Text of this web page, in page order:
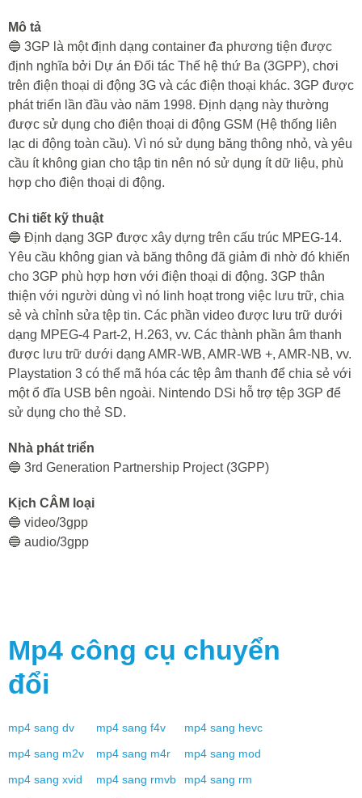
Mô tả
🔵 3GP là một định dạng container đa phương tiện được
định nghĩa bởi Dự án Đối tác Thế hệ thứ Ba (3GPP), chơi
trên điện thoại di động 3G và các điện thoại khác. 3GP được
phát triển lần đầu vào năm 1998. Định dạng này thường
được sử dụng cho điện thoại di động GSM (Hệ thống liên
lạc di động toàn cầu). Vì nó sử dụng băng thông nhỏ, và yêu
cầu ít không gian cho tập tin nên nó sử dụng ít dữ liệu, phù
hợp cho điện thoại di động.
Chi tiết kỹ thuật
🔵 Định dạng 3GP được xây dựng trên cấu trúc MPEG-14.
Yêu cầu không gian và băng thông đã giảm đi nhờ đó khiến
cho 3GP phù hợp hơn với điện thoại di động. 3GP thân
thiện với người dùng vì nó linh hoạt trong việc lưu trữ, chia
sẻ và chỉnh sửa tệp tin. Các phần video được lưu trữ dưới
dạng MPEG-4 Part-2, H.263, vv. Các thành phần âm thanh
được lưu trữ dưới dạng AMR-WB, AMR-WB +, AMR-NB, vv.
Playstation 3 có thể mã hóa các tệp âm thanh để chia sẻ với
một ổ đĩa USB bên ngoài. Nintendo DSi hỗ trợ tệp 3GP để
sử dụng cho thẻ SD.
Nhà phát triển
🔵 3rd Generation Partnership Project (3GPP)
Kịch CÂM loại
🔵 video/3gpp
🔵 audio/3gpp
Mp4 công cụ chuyển
đổi
mp4 sang dv mp4 sang f4v mp4 sang hevc
mp4 sang m2v mp4 sang m4r mp4 sang mod
mp4 sang xvid mp4 sang rmvb mp4 sang rm